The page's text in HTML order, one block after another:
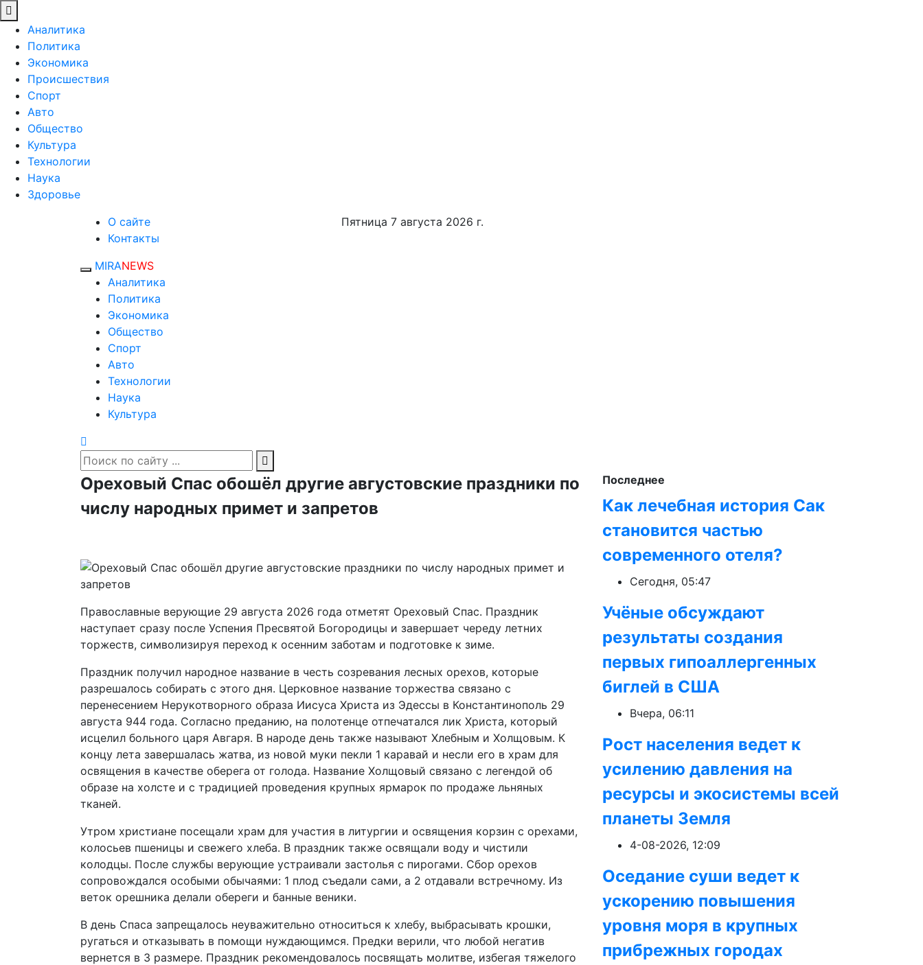
Аналитика
Политика
Экономика
Происшествия
Спорт
Авто
Общество
Культура
Технологии
Наука
Здоровье
О сайте
Контакты
Пятница 7 августа 2026 г.
MIRANEWS
Аналитика
Политика
Экономика
Общество
Спорт
Авто
Технологии
Наука
Культура
Ореховый Спас обошёл другие августовские праздники по
числу народных примет и запретов
Православные верующие 29 августа 2026 года отметят Ореховый Спас. Праздник
наступает сразу после Успения Пресвятой Богородицы и завершает череду летних
торжеств, символизируя переход к осенним заботам и подготовке к зиме.
Праздник получил народное название в честь созревания лесных орехов, которые
разрешалось собирать с этого дня. Церковное название торжества связано с
перенесением Нерукотворного образа Иисуса Христа из Эдессы в Константинополь 29
августа 944 года. Согласно преданию, на полотенце отпечатался лик Христа, который
исцелил больного царя Авгаря. В народе день также называют Хлебным и Холщовым. К
концу лета завершалась жатва, из новой муки пекли 1 каравай и несли его в храм для
освящения в качестве оберега от голода. Название Холщовый связано с легендой об
образе на холсте и с традицией проведения крупных ярмарок по продаже льняных
тканей.
Утром христиане посещали храм для участия в литургии и освящения корзин с орехами,
колосьев пшеницы и свежего хлеба. В праздник также освящали воду и чистили
колодцы. После службы верующие устраивали застолья с пирогами. Сбор орехов
сопровождался особыми обычаями: 1 плод съедали сами, а 2 отдавали встречному. Из
веток орешника делали обереги и банные веники.
В день Спаса запрещалось неуважительно относиться к хлебу, выбрасывать крошки,
ругаться и отказывать в помощи нуждающимся. Предки верили, что любой негатив
вернется в 3 размере. Праздник рекомендовалось посвящать молитве, избегая тяжелого
Последнее
Как лечебная история Сак
становится частью
современного отеля?
Сегодня, 05:47
Учёные обсуждают
результаты создания
первых гипоаллергенных
биглей в США
Вчера, 06:11
Рост населения ведет к
усилению давления на
ресурсы и экосистемы всей
планеты Земля
4-08-2026, 12:09
Оседание суши ведет к
ускорению повышения
уровня моря в крупных
прибрежных городах